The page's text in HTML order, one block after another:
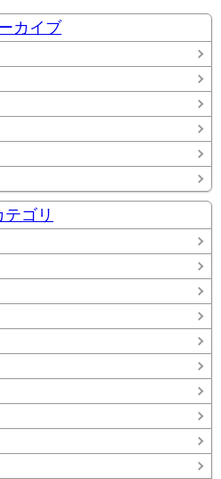
カイブ
テゴリ